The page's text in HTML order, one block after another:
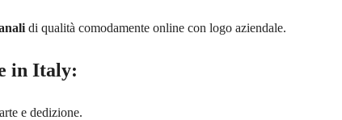
di qualità comodamente online con logo aziendale.
in Italy:
e dedizione.